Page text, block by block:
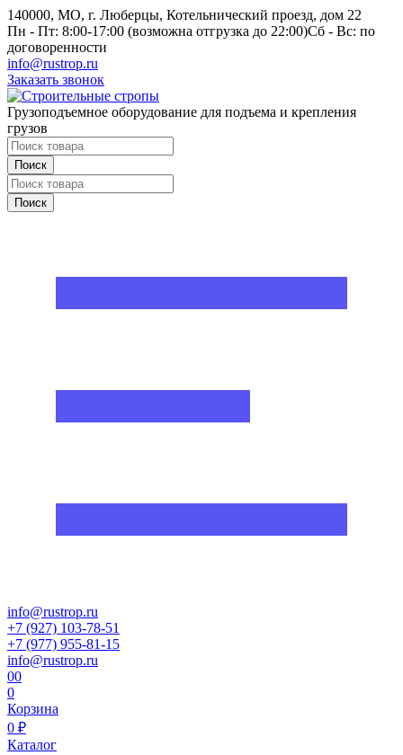
140000, МО, г. Люберцы, Котельнический проезд, дом 22
Пн - Пт: 8:00-17:00 (возможна отгрузка до 22:00)Сб - Вс: по
договоренности
info@rustrop.ru
Заказать звонок
Грузоподъемное оборудование для подъема и крепления
грузов
Поиск
Поиск
info@rustrop.ru
+7 (927) 103-78-51
+7 (977) 955-81-15
info@rustrop.ru
00
0
Корзина
0 ₽
Каталог